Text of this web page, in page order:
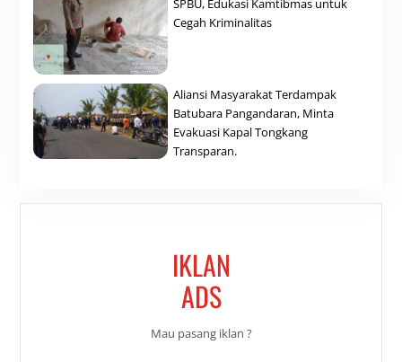
SPBU, Edukasi Kamtibmas untuk
Cegah Kriminalitas
Aliansi Masyarakat Terdampak
Batubara Pangandaran, Minta
Evakuasi Kapal Tongkang
Transparan.
IKLAN
ADS
Mau pasang iklan ?